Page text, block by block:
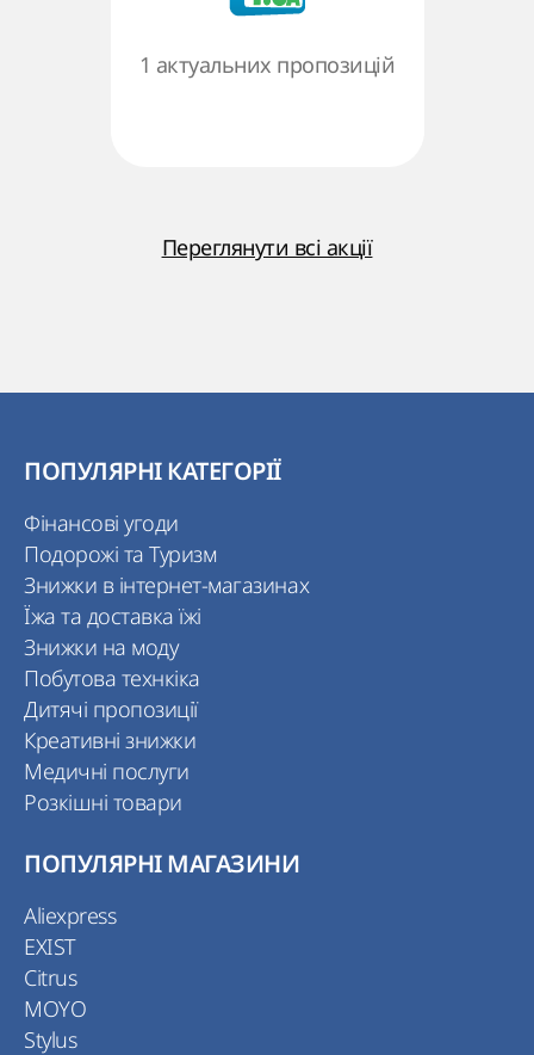
1 актуальних пропозицій
Переглянути всі акції
ПОПУЛЯРНІ КАТЕГОРІЇ
Фінансові угоди
Подорожі та Туризм
Знижки в інтернет-магазинах
Їжа та доставка їжі
Знижки на моду
Побутова технкіка
Дитячі пропозиції
Креативні знижки
Медичні послуги
Розкішні товари
ПОПУЛЯРНІ МАГАЗИНИ
Aliexpress
EXIST
Citrus
MOYO
Stylus